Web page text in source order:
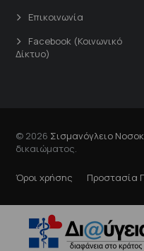
Επικοινωνία
Facebook (Κοινωνικό
Δίκτυο)
© 2026 Σισμανόγλειο
δικαιώματος.
Όροι χρήσης Προστασία